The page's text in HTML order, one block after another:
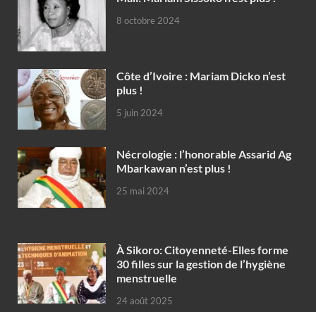
8 octobre 2024
Côte d’Ivoire : Mariam Dicko n’est
plus !
5 juin 2024
Nécrologie : l’honorable Assarid Ag
Mbarkawan n’est plus !
25 mai 2024
À Sikoro: Citoyenneté-Elles forme
30 filles sur la gestion de l’hygiène
menstruelle
24 août 2025